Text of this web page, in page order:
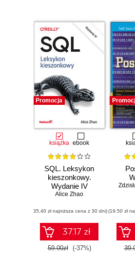
Promocja
książka ebook
SQL. Leksykon
kieszonkowy.
Wydanie IV
Alice Zhao
(35,40 zł najniższa cena z 30 dni)
37.17 zł
59.00zł (-37%)
(19,50 zł